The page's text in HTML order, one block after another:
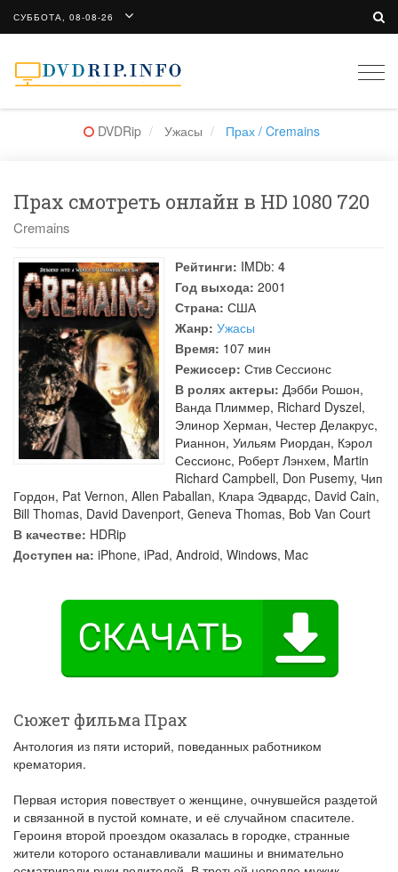
СУББОТА, 08-08-26
DVDRip Ужасы Прах / Cremains
Прах смотреть онлайн в HD 1080 720
Cremains
Рейтинги: IMDb: 4
Год выхода: 2001
Страна: США
Жанр: Ужасы
Время: 107 мин
Режиссер: Стив Сессионс
В ролях актеры: Дэбби Рошон,
Ванда Плиммер, Richard Dyszel,
Элинор Херман, Честер Делакрус,
Рианнон, Уильям Риордан, Кэрол
Сессионс, Роберт Лэнхем, Martin
Richard Campbell, Don Pusemy, Чип
Гордон, Pat Vernon, Allen Paballan, Клара Эдвардс, David Cain,
Bill Thomas, David Davenport, Geneva Thomas, Bob Van Court
В качестве: HDRip
Доступен на: iPhone, iPad, Android, Windows, Mac
Сюжет фильма Прах
Антология из пяти историй, поведанных работником
крематория.
Первая история повествует о женщине, очнувшейся раздетой
и связанной в пустой комнате, и её случайном спасителе.
Героиня второй проездом оказалась в городке, странные
жители которого останавливали машины и внимательно